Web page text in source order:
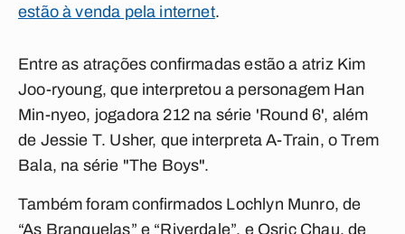
estão à venda pela internet.
Entre as atrações confirmadas estão a atriz Kim
Joo-ryoung, que interpretou a personagem Han
Min-nyeo, jogadora 212 na série 'Round 6', além
de Jessie T. Usher, que interpreta A-Train, o Trem
Bala, na série "The Boys".
Também foram confirmados Lochlyn Munro, de
“As Branquelas” e “Riverdale”, e Osric Chau, de